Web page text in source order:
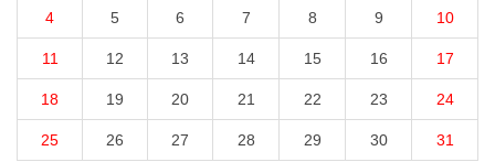
4 5 6 7 8 9 10
11 12 13 14 15 16 17
18 19 20 21 22 23 24
25 26 27 28 29 30 31